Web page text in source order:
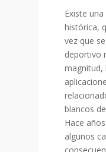
Existe
histórica,
vez que
deportivo
magnitud,
blancos
Hace
algunos